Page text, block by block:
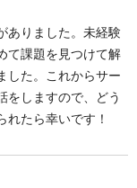
ありました。未経験
て課題を見つけて解
した。これからサー
をしますので、どう
たら幸いです！